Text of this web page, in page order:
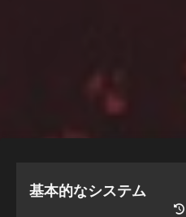
基本的なシステム